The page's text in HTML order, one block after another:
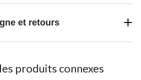
et retours
produits connexes